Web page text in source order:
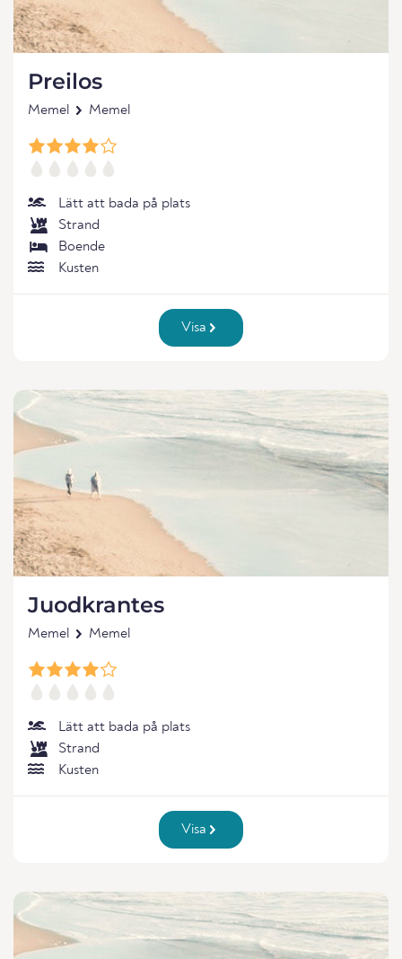
Preilos
Memel Memel
Lätt att bada på plats
Strand
Boende
Kusten
Visa
Juodkrantes
Memel Memel
Lätt att bada på plats
Strand
Kusten
Visa